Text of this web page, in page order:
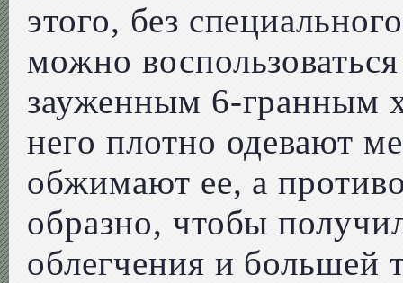
этого, без
можно
зауженным 6-гранным
него плотно одевают
обжимают ее, а
образно, чтобы
облегчения и большей